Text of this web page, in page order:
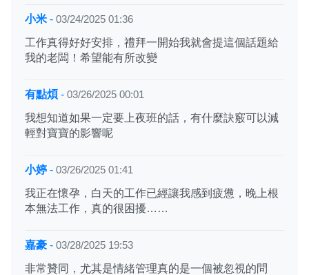
小米 - 03/24/2025 01:36
工作真得好好安排，禮拜一開始我就會提這個話題給
我的老闆！希望能有所改變
有點煩 - 03/26/2025 00:01
我想知道如果一定要上夜班的話，有什麼訣竅可以減
輕對寶寶的影響呢
小婷 - 03/26/2025 01:41
我正在懷孕，白天的工作已經讓我感到疲憊，晚上根
本無法工作，真的很困擾……
嘉豪 - 03/28/2025 19:53
非常贊同，尤其是情緒管理真的是一個被忽視的問